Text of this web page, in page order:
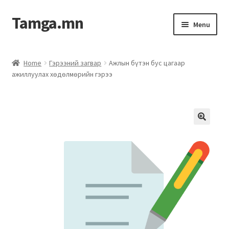
Tamga.mn Menu
ХАБЭА-н багц
Компанийн удирдлагын бичиг баримт
Home Гэрээний загвар
Ажлын бүтэн бус цагаар
ажиллуулах хөдөлмөрийн гэрээ